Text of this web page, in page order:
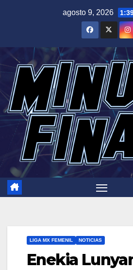
agosto 9, 2026
LIGA MX FEMENIL NOTICIAS
Enekia